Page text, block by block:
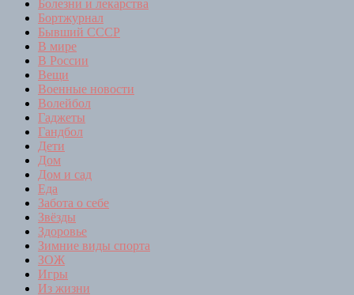
Болезни и лекарства
Бортжурнал
Бывший СССР
В мире
В России
Вещи
Военные новости
Волейбол
Гаджеты
Гандбол
Дети
Дом
Дом и сад
Еда
Забота о себе
Звёзды
Здоровье
Зимние виды спорта
ЗОЖ
Игры
Из жизни